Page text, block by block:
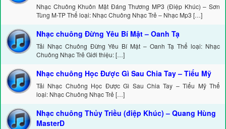
Nhạc Chuông Khuôn Mặt Đáng Thương MP3 (Điệp Khúc) – Sơn
Tùng M-TP Thể loại: Nhạc Chuông Nhạc Trẻ – Nhạc Mp3 […]
Nhạc chuông Đừng Yêu Bí Mật – Oanh Tạ
Tải Nhạc Chuông Đừng Yêu Bí Mật – Oanh Tạ Thể loại: Nhạc
Chuông Nhạc Trẻ Giới thiệu: […]
Nhạc chuông Học Được Gì Sau Chia Tay – Tiểu Mỹ
Tải Nhạc Chuông Học Được Gì Sau Chia Tay – Tiểu Mỹ Thể
loại: Nhạc Chuông Nhạc Trẻ […]
Nhạc chuông Thủy Triều (điệp Khúc) – Quang Hùng
MasterD